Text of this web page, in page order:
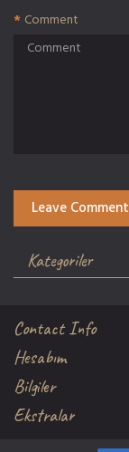
Comment
Leave Comment
Kategoriler
Contact Info
Hesabım
Bilgiler
Ekstralar